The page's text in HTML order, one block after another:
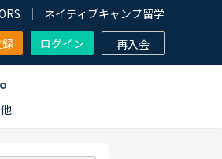
ネイティブキャンプ留学
ログイン 再入会